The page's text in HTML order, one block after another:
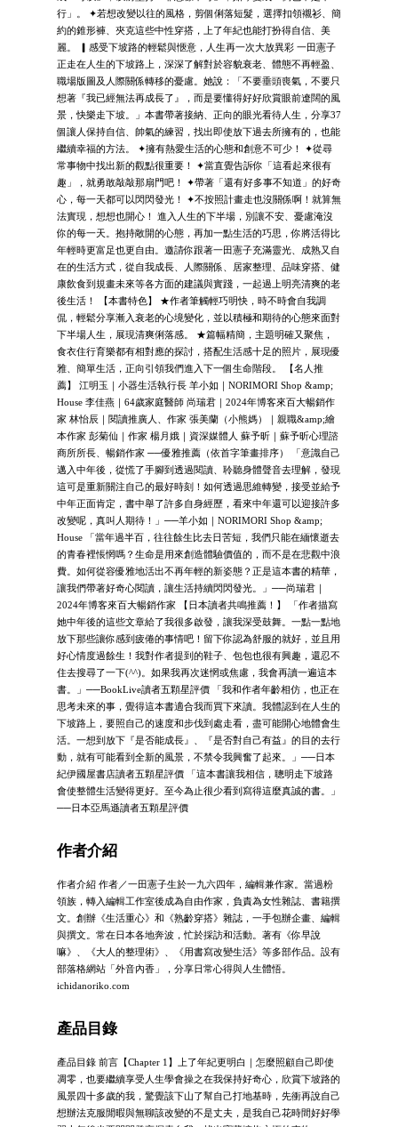
行」。 ✦若想改變以往的風格，剪個俐落短髮，選擇扣領襯衫、簡
約的錐形褲、夾克這些中性穿搭，上了年紀也能打扮得自信、美
麗。 ▎感受下坡路的輕鬆與愜意，人生再一次大放異彩 一田憲子
正走在人生的下坡路上，深深了解對於容貌衰老、體態不再輕盈、
職場版圖及人際關係轉移的憂慮。她說：「不要垂頭喪氣，不要只
想著『我已經無法再成長了』，而是要懂得好好欣賞眼前遼闊的風
景，快樂走下坡。」本書帶著接納、正向的眼光看待人生，分享37
個讓人保持自信、帥氣的練習，找出即使放下過去所擁有的，也能
繼續幸福的方法。 ✦擁有熱愛生活的心態和創意不可少！ ✦從尋
常事物中找出新的觀點很重要！ ✦當直覺告訴你「這看起來很有
趣」，就勇敢敲敲那扇門吧！ ✦帶著「還有好多事不知道」的好奇
心，每一天都可以閃閃發光！ ✦不按照計畫走也沒關係啊！就算無
法實現，想想也開心！ 進入人生的下半場，別讓不安、憂慮淹沒
你的每一天。抱持敞開的心態，再加一點生活的巧思，你將活得比
年輕時更富足也更自由。邀請你跟著一田憲子充滿靈光、成熟又自
在的生活方式，從自我成長、人際關係、居家整理、品味穿搭、健
康飲食到規畫未來等各方面的建議與實踐，一起過上明亮清爽的老
後生活！ 【本書特色】 ★作者筆觸輕巧明快，時不時會自我調
侃，輕鬆分享漸入衰老的心境變化，並以積極和期待的心態來面對
下半場人生，展現清爽俐落感。 ★篇幅精簡，主題明確又聚焦，
食衣住行育樂都有相對應的探討，搭配生活感十足的照片，展現優
雅、簡單生活，正向引領我們進入下一個生命階段。 【名人推
薦】 江明玉｜小器生活執行長 羊小如｜NORIMORI Shop &amp;
House 李佳燕｜64歲家庭醫師 尚瑞君｜2024年博客來百大暢銷作
家 林怡辰｜閱讀推廣人、作家 張美蘭（小熊媽）｜親職&amp;繪
本作家 彭菊仙｜作家 楊月娥｜資深媒體人 蘇予昕｜蘇予昕心理諮
商所所長、暢銷作家 ──優雅推薦（依首字筆畫排序） 「意識自己
邁入中年後，從慌了手腳到透過閱讀、聆聽身體聲音去理解，發現
這可是重新關注自己的最好時刻！如何透過思維轉變，接受並給予
中年正面肯定，書中舉了許多自身經歷，看來中年還可以迎接許多
改變呢，真叫人期待！」──羊小如｜NORIMORI Shop &amp;
House 「當年過半百，往往餘生比去日苦短，我們只能在緬懷逝去
的青春裡悵惘嗎？生命是用來創造體驗價值的，而不是在悲觀中浪
費。如何從容優雅地活出不再年輕的新姿態？正是這本書的精華，
讓我們帶著好奇心閱讀，讓生活持續閃閃發光。」──尚瑞君｜
2024年博客來百大暢銷作家 【日本讀者共鳴推薦！】 「作者描寫
她中年後的這些文章給了我很多啟發，讓我深受鼓舞。一點一點地
放下那些讓你感到疲倦的事情吧！留下你認為舒服的就好，並且用
好心情度過餘生！我對作者提到的鞋子、包包也很有興趣，還忍不
住去搜尋了一下(^^)。如果我再次迷惘或焦慮，我會再讀一遍這本
書。」──BookLive讀者五顆星評價 「我和作者年齡相仿，也正在
思考未來的事，覺得這本書適合我而買下來讀。我體認到在人生的
下坡路上，要照自己的速度和步伐到處走看，盡可能開心地體會生
活。一想到放下『是否能成長』、『是否對自己有益』的目的去行
動，就有可能看到全新的風景，不禁令我興奮了起來。」──日本
紀伊國屋書店讀者五顆星評價 「這本書讓我相信，聰明走下坡路
會使整體生活變得更好。至今為止很少看到寫得這麼真誠的書。」
──日本亞馬遜讀者五顆星評價
作者介紹
作者介紹 作者／一田憲子生於一九六四年，編輯兼作家。當過粉
領族，轉入編輯工作室後成為自由作家，負責為女性雜誌、書籍撰
文。創辦《生活重心》和《熟齡穿搭》雜誌，一手包辦企畫、編輯
與撰文。常在日本各地奔波，忙於採訪和活動。著有《你早說
嘛》、《大人的整理術》、《用書寫改變生活》等多部作品。設有
部落格網站「外音內香」，分享日常心得與人生體悟。
ichidanoriko.com
產品目錄
產品目錄 前言【Chapter 1】上了年紀更明白｜怎麼照顧自己即使
凋零，也要繼續享受人生學會操之在我保持好奇心，欣賞下坡路的
風景四十多歲的我，驚覺該下山了幫自己打地基時，先衝再說自己
想辦法克服閒暇與無聊該改變的不是丈夫，是我自己花時間好好學